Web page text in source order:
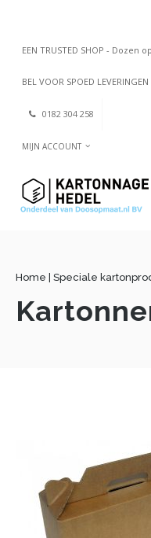
EEN TRUSTED SHOP - Dozen
BEL VOOR SPOED LEVERINGEN
0182 304 258
MIJN ACCOUNT
Home Speciale